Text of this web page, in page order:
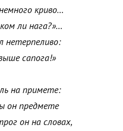
криво…
ли нага?»…
нетерпеливо:
сапога!»
на примете:
он предмете
он на словах,